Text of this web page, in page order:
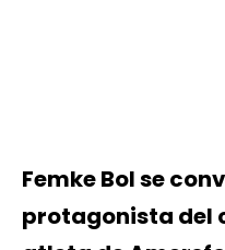
Femke Bol se
protagonista del